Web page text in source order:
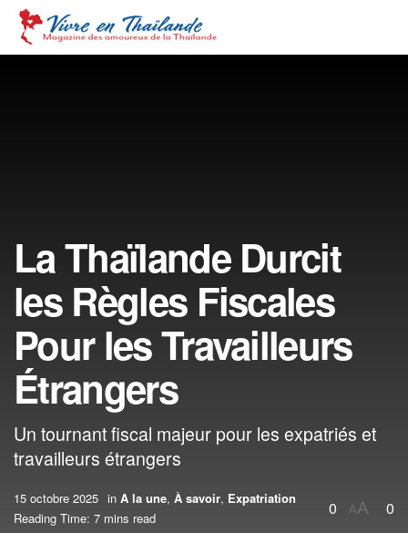
La Thaïlande Durcit
les Règles Fiscales
Pour les Travailleurs
Étrangers
Un tournant fiscal majeur pour les expatriés et
travailleurs étrangers
15 octobre 2025 in A la une, À savoir, Expatriation
Reading Time: 7 mins read
0 AA 0